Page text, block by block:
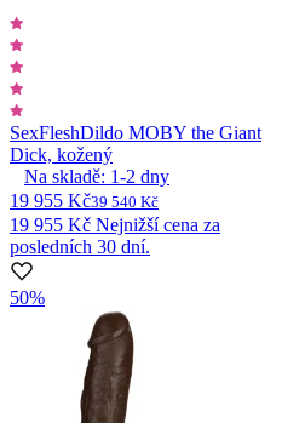
SexFleshDildo MOBY the Giant
Dick, kožený
Na skladě: 1-2 dny
19 955 Kč39 540 Kč
19 955 Kč Nejnižší cena za
posledních 30 dní.
50%